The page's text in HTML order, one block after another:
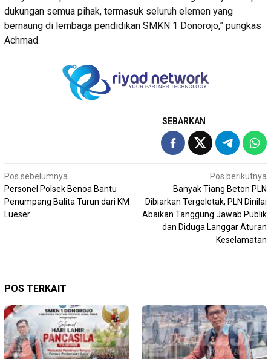
dukungan semua pihak, termasuk seluruh elemen yang
bernaung di lembaga pendidikan SMKN 1 Donorojo,” pungkas
Achmad.
SEBARKAN
Navigasi
pos
Pos sebelumnya
Personel Polsek Benoa Bantu
Penumpang Balita Turun dari KM
Lueser
Pos berikutnya
Banyak Tiang Beton PLN
Dibiarkan Tergeletak, PLN Dinilai
Abaikan Tanggung Jawab Publik
dan Diduga Langgar Aturan
Keselamatan
POS TERKAIT